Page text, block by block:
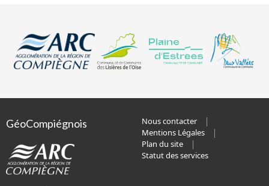
GéoCompiégnois
Nous contacter
Mentions Légales
Plan du site
Statut des services